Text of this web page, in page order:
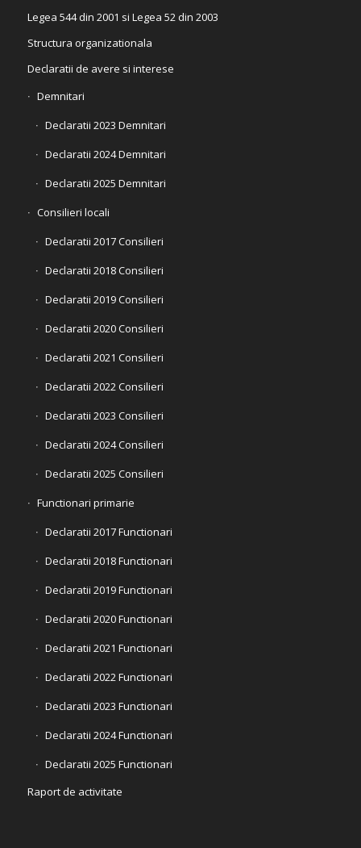
Legea 544 din 2001 si Legea 52 din 2003
Structura organizationala
Declaratii de avere si interese
Demnitari
Declaratii 2023 Demnitari
Declaratii 2024 Demnitari
Declaratii 2025 Demnitari
Consilieri locali
Declaratii 2017 Consilieri
Declaratii 2018 Consilieri
Declaratii 2019 Consilieri
Declaratii 2020 Consilieri
Declaratii 2021 Consilieri
Declaratii 2022 Consilieri
Declaratii 2023 Consilieri
Declaratii 2024 Consilieri
Declaratii 2025 Consilieri
Functionari primarie
Declaratii 2017 Functionari
Declaratii 2018 Functionari
Declaratii 2019 Functionari
Declaratii 2020 Functionari
Declaratii 2021 Functionari
Declaratii 2022 Functionari
Declaratii 2023 Functionari
Declaratii 2024 Functionari
Declaratii 2025 Functionari
Raport de activitate